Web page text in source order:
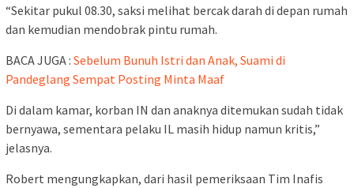
“Sekitar pukul 08.30, saksi melihat bercak darah di depan rumah
dan kemudian mendobrak pintu rumah.
BACA JUGA : Sebelum Bunuh Istri dan Anak, Suami di
Pandeglang Sempat Posting Minta Maaf
Di dalam kamar, korban IN dan anaknya ditemukan sudah tidak
bernyawa, sementara pelaku IL masih hidup namun kritis,”
jelasnya.
Robert mengungkapkan, dari hasil pemeriksaan Tim Inafis